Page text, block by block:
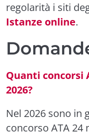
regolarità i siti
Istanze online.
Quanti concorsi
2026?
Nel 2026 sono in
concorso ATA 24